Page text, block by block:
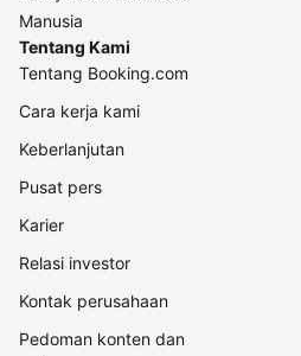
Manusia
Tentang Kami
Tentang Booking.com
Cara kerja kami
Keberlanjutan
Pusat pers
Karier
Relasi investor
Kontak perusahaan
Pedoman konten dan